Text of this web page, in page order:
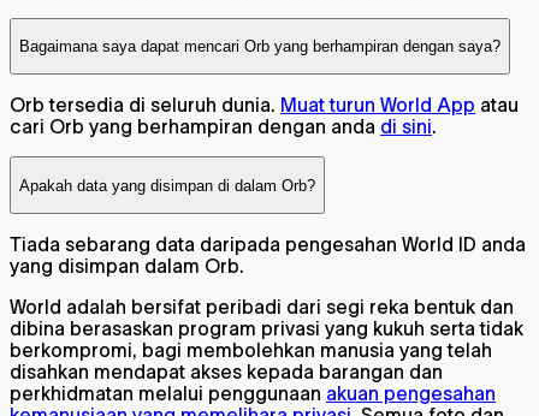
Bagaimana saya dapat mencari Orb yang berhampiran dengan saya?
Orb tersedia di seluruh dunia. Muat turun World App atau
cari Orb yang berhampiran dengan anda di sini.
Apakah data yang disimpan di dalam Orb?
Tiada sebarang data daripada pengesahan World ID anda
yang disimpan dalam Orb.
World adalah bersifat peribadi dari segi reka bentuk dan
dibina berasaskan program privasi yang kukuh serta tidak
berkompromi, bagi membolehkan manusia yang telah
disahkan mendapat akses kepada barangan dan
perkhidmatan melalui penggunaan akuan pengesahan